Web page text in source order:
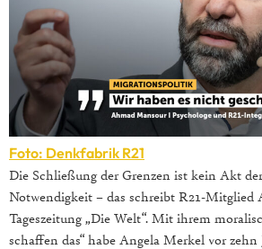
Foto: Denkfabrik R21
Die Schließung der Grenzen ist kein Akt
Notwendigkeit – das schreibt R21-Mitglied
Tageszeitung „Die Welt“. Mit ihrem
schaffen das“ habe Angela Merkel vor zehn